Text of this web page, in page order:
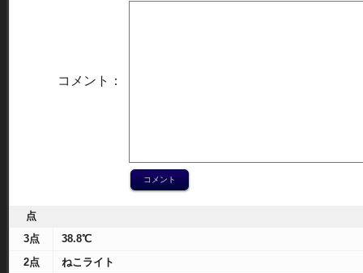
コメント：
点
3点
38.8℃
2点
ねこライト